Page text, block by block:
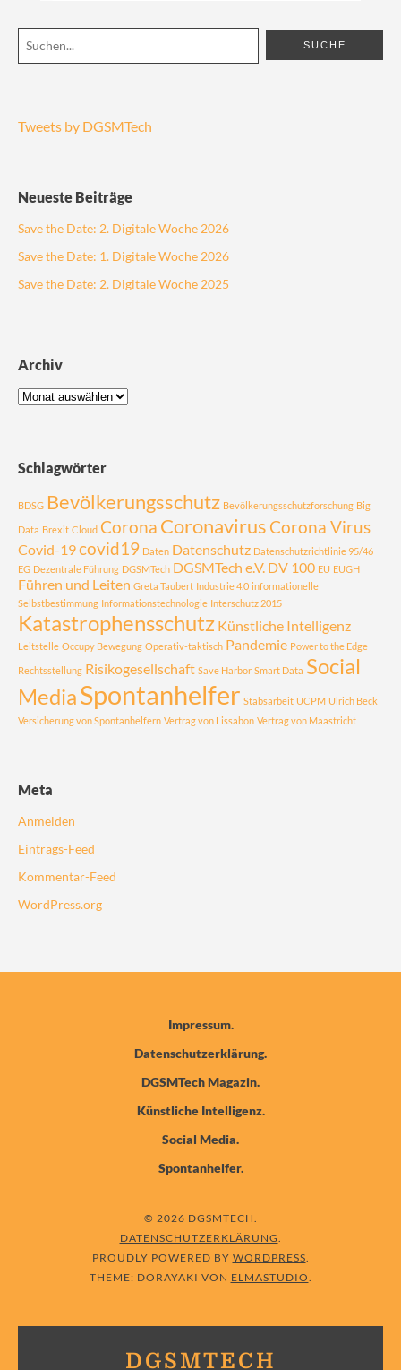
Tweets by DGSMTech
Neueste Beiträge
Save the Date: 2. Digitale Woche 2026
Save the Date: 1. Digitale Woche 2026
Save the Date: 2. Digitale Woche 2025
Archiv
Schlagwörter
BDSG Bevölkerungsschutz Bevölkerungsschutzforschung Big
Data Brexit Cloud Corona Coronavirus Corona Virus
Covid-19covid19 Daten Datenschutz Datenschutzrichtlinie 95/46
EG Dezentrale Führung DGSMTech DGSMTech e.V. DV 100 EU EUGH
Führen und Leiten Greta Taubert Industrie 4.0 informationelle
Selbstbestimmung Informationstechnologie Interschutz 2015
Katastrophensschutz Künstliche Intelligenz
Leitstelle Occupy Bewegung Operativ-taktisch Pandemie Power to the Edge
Rechtsstellung Risikogesellschaft Save Harbor Smart Data Social
MediaSpontanhelfer Stabsarbeit UCPM Ulrich Beck
Versicherung von Spontanhelfern Vertrag von Lissabon Vertrag von Maastricht
Meta
Anmelden
Eintrags-Feed
Kommentar-Feed
WordPress.org
Impressum
Datenschutzerklärung
DGSMTech Magazin
Künstliche Intelligenz
Social Media
Spontanhelfer
© 2026 DGSMTECH
DATENSCHUTZERKLÄRUNG
PROUDLY POWERED BY WORDPRESS
THEME: DORAYAKI VON ELMASTUDIO
DGSMTECH